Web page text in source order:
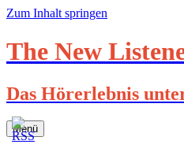
Zum Inhalt springen
The New
Das Hörerlebnis
Menü